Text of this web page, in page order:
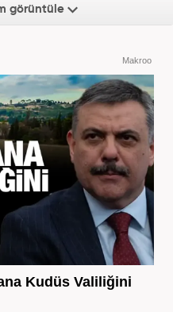
görüntüle
Makroo
Kudüs Valiliğini